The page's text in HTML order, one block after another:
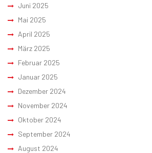
Juni 2025
Mai 2025
April 2025
März 2025
Februar 2025
Januar 2025
Dezember 2024
November 2024
Oktober 2024
September 2024
August 2024